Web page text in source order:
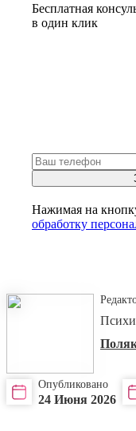
Бесплатная
в один клик
Нажимая на
обработку
Опубликовано
24 Июня 2026